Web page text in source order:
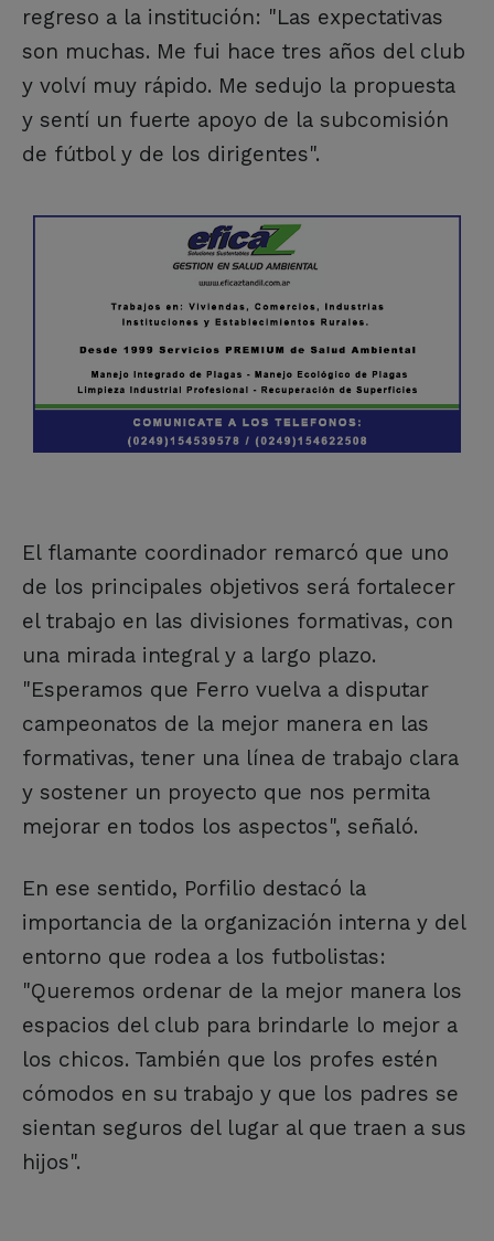
regreso a la institución: "Las expectativas
son muchas. Me fui hace tres años del club
y volví muy rápido. Me sedujo la propuesta
y sentí un fuerte apoyo de la subcomisión
de fútbol y de los dirigentes".
El flamante coordinador remarcó que uno
de los principales objetivos será fortalecer
el trabajo en las divisiones formativas, con
una mirada integral y a largo plazo.
"Esperamos que Ferro vuelva a disputar
campeonatos de la mejor manera en las
formativas, tener una línea de trabajo clara
y sostener un proyecto que nos permita
mejorar en todos los aspectos", señaló.
En ese sentido, Porfilio destacó la
importancia de la organización interna y del
entorno que rodea a los futbolistas:
"Queremos ordenar de la mejor manera los
espacios del club para brindarle lo mejor a
los chicos. También que los profes estén
cómodos en su trabajo y que los padres se
sientan seguros del lugar al que traen a sus
hijos".